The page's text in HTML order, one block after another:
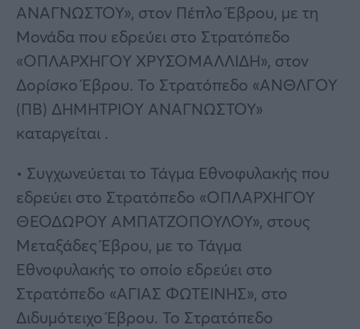
ΑΝΑΓΝΩΣΤΟΥ», στον Πέπλο Έβρου, με τη
Μονάδα που εδρεύει στο Στρατόπεδο
«ΟΠΛΑΡΧΗΓΟΥ ΧΡΥΣΟΜΑΛΛΙΔΗ», στον
Δορίσκο Έβρου. Το Στρατόπεδο «ΑΝΘΛΓΟΥ
(ΠΒ) ΔΗΜΗΤΡΙΟΥ ΑΝΑΓΝΩΣΤΟΥ»
καταργείται .
• Συγχωνεύεται το Τάγμα Εθνοφυλακής που
εδρεύει στο Στρατόπεδο «ΟΠΛΑΡΧΗΓΟΥ
ΘΕΟΔΩΡΟΥ ΑΜΠΑΤΖΟΠΟΥΛΟΥ», στους
Μεταξάδες Έβρου, με το Τάγμα
Εθνοφυλακής το οποίο εδρεύει στο
Στρατόπεδο «ΑΓΙΑΣ ΦΩΤΕΙΝΗΣ», στο
Διδυμότειχο Έβρου. Το Στρατόπεδο